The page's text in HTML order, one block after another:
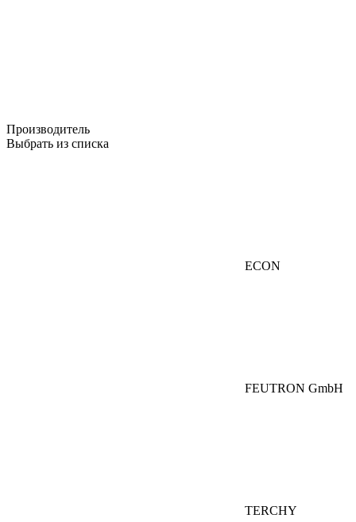
Производитель
Выбрать из списка
ECON
FEUTRON GmbH
TERCHY